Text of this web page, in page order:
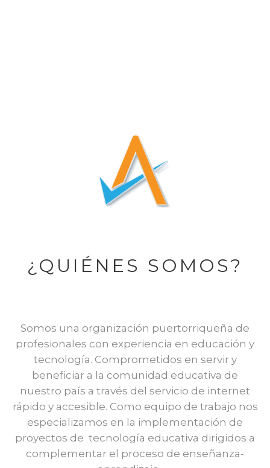
¿QUIÉNES SOMOS?
Somos una organización puertorriqueña de
profesionales con experiencia en educación y
tecnología. Comprometidos en servir y
beneficiar a la comunidad educativa de
nuestro país a través del servicio de internet
rápido y accesible. Como equipo de trabajo nos
especializamos en la implementación de
proyectos de tecnología educativa dirigidos a
complementar el proceso de enseñanza-